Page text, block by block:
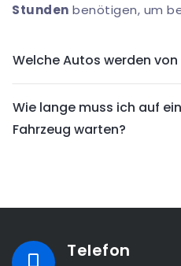
Stunden benötigen, um
Welche Autos werden
Wie lange muss ich auf
Fahrzeug warten?
Telefon